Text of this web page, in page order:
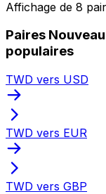
Affichage de 8
Paires
populaires
TWD vers USD
TWD vers EUR
TWD vers GBP